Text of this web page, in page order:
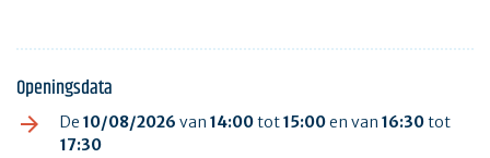
Openingsdata
De 10/08/2026 van 14:00tot15:00en van 16:30tot
17:30